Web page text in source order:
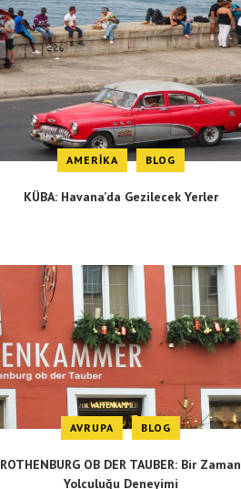
AMERIKA BLOG
KÜBA: Havana’da Gezilecek Yerler
AVRUPA BLOG
ROTHENBURG OB DER TAUBER: Bir Zaman
Yolculuğu Deneyimi